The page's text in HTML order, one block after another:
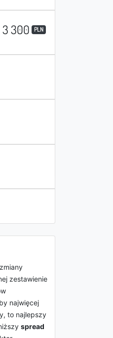
3 300 PLN
zestawienie
najwięcej
to najlepszy
spread